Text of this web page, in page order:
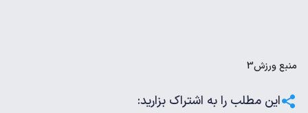
منبعورزش3
این مطلب را به اشتراک بزارید: